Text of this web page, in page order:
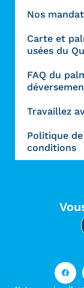
Nos
Carte et
usées du
FAQ du
Travaillez
Politique
conditions